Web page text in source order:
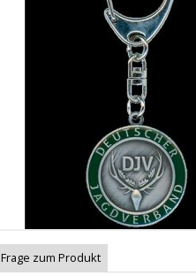
Frage zum Produkt